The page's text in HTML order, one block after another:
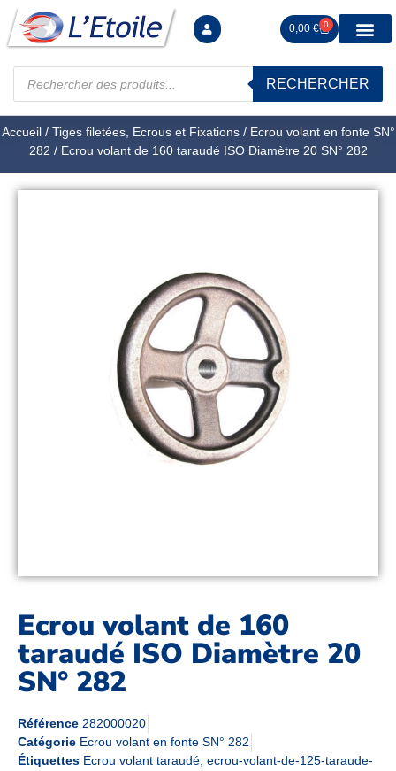
0,00 € 0
RECHERCHER
Accueil/ Tiges filetées, Ecrous et Fixations/ Ecrou volant en fonte SN°
282 / Ecrou volant de 160 taraudé ISO Diamètre 20 SN° 282
Ecrou volant de 160
taraudé ISO Diamètre 20
SN° 282
Référence 282000020
Catégorie Ecrou volant en fonte SN° 282
Étiquettes Ecrou volant taraudé, ecrou-volant-de-125-taraude-